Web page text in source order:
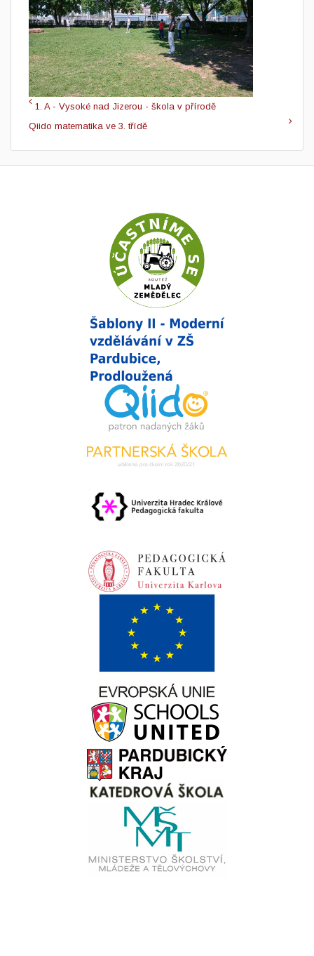
1. A - Vysoké nad Jizerou - škola v přírodě
Qiido matematika ve 3. třídě